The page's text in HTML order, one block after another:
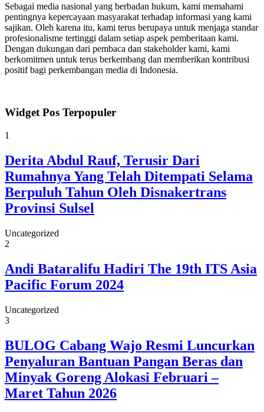
Sebagai media nasional yang berbadan hukum, kami memahami
pentingnya kepercayaan masyarakat terhadap informasi yang kami
sajikan. Oleh karena itu, kami terus berupaya untuk menjaga standar
profesionalisme tertinggi dalam setiap aspek pemberitaan kami.
Dengan dukungan dari pembaca dan stakeholder kami, kami
berkomitmen untuk terus berkembang dan memberikan kontribusi
positif bagi perkembangan media di Indonesia.
Widget Pos Terpopuler
1
Derita Abdul Rauf, Terusir Dari
Rumahnya Yang Telah Ditempati Selama
Berpuluh Tahun Oleh Disnakertrans
Provinsi Sulsel
Uncategorized
2
Andi Bataralifu Hadiri The 19th ITS Asia
Pacific Forum 2024
Uncategorized
3
BULOG Cabang Wajo Resmi Luncurkan
Penyaluran Bantuan Pangan Beras dan
Minyak Goreng Alokasi Februari –
Maret Tahun 2026